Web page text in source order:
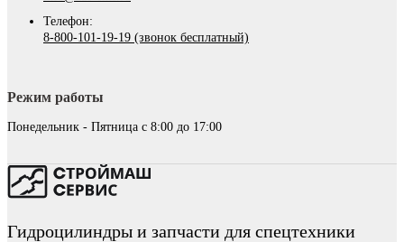
Телефон:
8-800-101-19-19 (звонок бесплатный)
Режим работы
Понедельник - Пятница с 8:00 до 17:00
Гидроцилиндры и запчасти для спецтехники